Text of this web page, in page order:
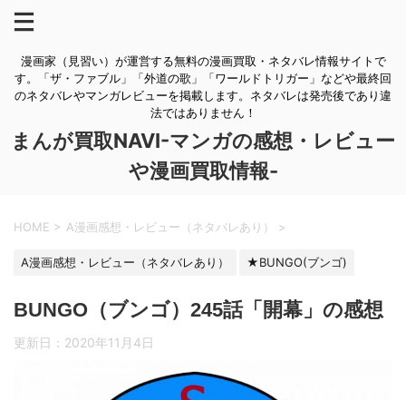
漫画家（見習い）が運営する無料の漫画買取・ネタバレ情報サイトで
す。「ザ・ファブル」「外道の歌」「ワールドトリガー」などや最終回
のネタバレやマンガレビューを掲載します。ネタバレは発売後であり違
法ではありません！
まんが買取NAVI-マンガの感想・レビュー
や漫画買取情報-
HOME > A漫画感想・レビュー（ネタバレあり） >
A漫画感想・レビュー（ネタバレあり） ★BUNGO(ブンゴ)
BUNGO（ブンゴ）245話「開幕」の感想
更新日： 2020年11月4日